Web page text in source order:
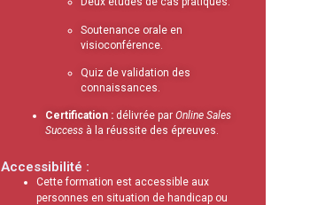
Soutenance orale en
visioconférence.
Quiz de validation des
connaissances.
Certification : délivrée par Online Sales
Success à la réussite des épreuves.
Accessibilité :
Cette formation est accessible aux
personnes en situation de handicap ou